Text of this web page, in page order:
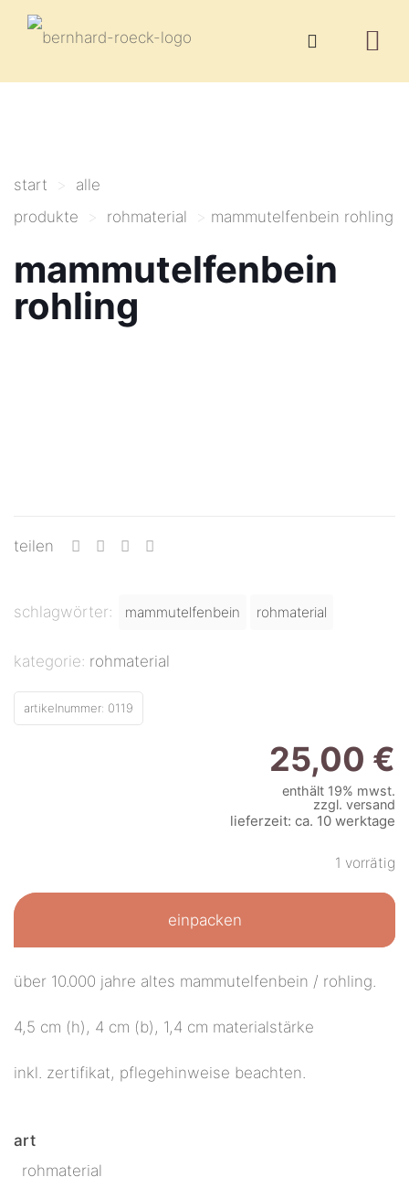
start >
alle
produkte
> rohmaterial > mammutelfenbein rohling
mammutelfenbein
rohling
teilen
schlagwörter: mammutelfenbein rohmaterial
kategorie: rohmaterial
artikelnummer: 0119
25,00 €
enthält 19% mwst.
zzgl. versand
lieferzeit: ca. 10 werktage
1 vorrätig
einpacken
über 10.000 jahre altes mammutelfenbein / rohling.
4,5 cm (h), 4 cm (b), 1,4 cm materialstärke
inkl. zertifikat, pflegehinweise beachten.
art
rohmaterial